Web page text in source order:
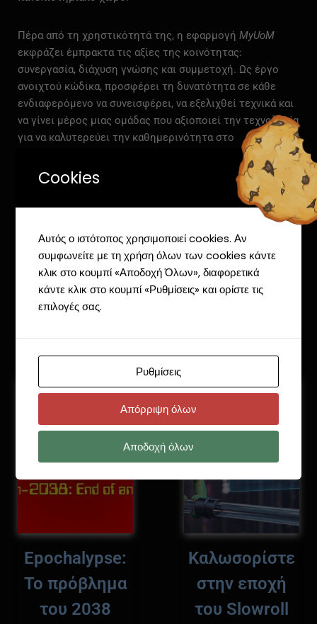
Πέρα από τη χρηστικότητάτης, η εφαρμογή MyUoM
εκφράζει έμπρακτατις αξίες της κοινότητας:
συνεργασία, διάχυση γνώσης και συμμετοχή. Ως έργο
ανοιχτού κώδικα, προσφέρει τη δυνατότητασε κάθε
ενδιαφερόμενο νασυνεισφέρει, να εξελιχθεί τεχνικά και
ναγίνει μέρος μιας ομάδας που αξιοποιεί την τεχνολογία
γιανα καλυτερεύει την καθημερινότηταστο
Εξερεύνησε το MyUoM
Epochalypse:
Το πρόβλημα
του 2038
Καλωσορίστε
στην εποχή
του Slowroll
Cookies
Αυτός ο ιστότοπος χρησιμοποιεί cookies. Αν
συμφωνείτε με τη χρήση όλων των cookies κάντε
κλικ στο κουμπί «Αποδοχή Όλων», διαφορετικά
κάντε κλικ στο κουμπί «Ρυθμίσεις» και ορίστε τις
επιλογές σας.
Ρυθμίσεις
Απόρριψη όλων
Αποδοχή όλων